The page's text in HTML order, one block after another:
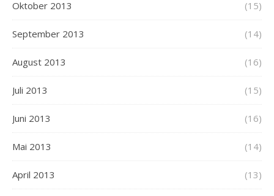
Oktober 2013 (15)
September 2013 (14)
August 2013 (16)
Juli 2013 (15)
Juni 2013 (16)
Mai 2013 (14)
April 2013 (13)